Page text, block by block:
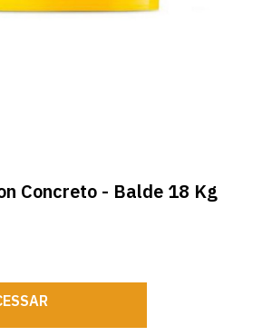
Concreto - Balde 18 Kg